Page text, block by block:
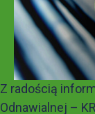
Z radością
Odnawialnej –